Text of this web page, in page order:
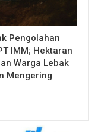
Pengolahan
IMM; Hektaran
Warga Lebak
Mengering